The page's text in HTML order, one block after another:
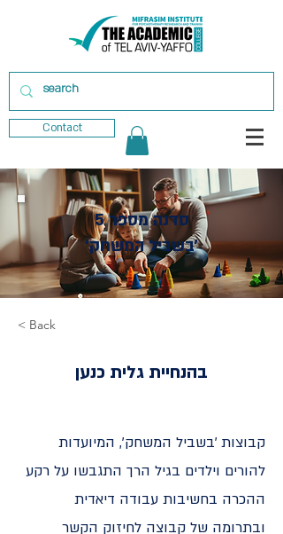
Contact
סדנה מספר 5
׳בשביל המשחק׳
< Back
בהנחיית גלית כנען
קבוצות 'בשביל המשחק', המיועדות
להורים וילדים בגיל הרך התגבשו על רקע
ההכרה בחשיבות עבודה דיאדית
ובתרומה של קבוצה לחיזוק הקשר